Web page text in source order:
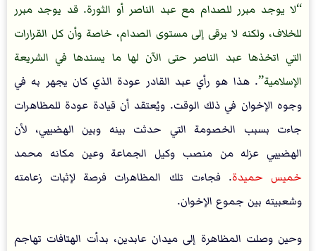
لا يوجد مبرر للصدام مع عبد الناصر أو الثورة. قد يوجد مبرر
للخلاف، ولكنه لا يرقى إلى مستوى الصدام، خاصة وأن كل القرارات
التي اتخذها عبد الناصر حتى الآن لها ما يسندها في الشريعة
الإسلامية . هذا هو رأي عبد القادر عودة الذي كان يجهر به في
وجوه الإخوان في ذلك الوقت. ويُعتقد أن قيادة عودة للمظاهرات
جاءت بسبب الخصومة التي حدثت بينه وبين الهضيبي، لأن
الهضيبي عزله من منصب وكيل الجماعة وعين مكانه محمد
خميس حميدة. فجاءت تلك المظاهرات فرصة لإثبات زعامته
وشعبيته بين جموع الإخوان.
وحين وصلت المظاهرة إلى ميدان عابدين، بدأت الهتافات تهاجم